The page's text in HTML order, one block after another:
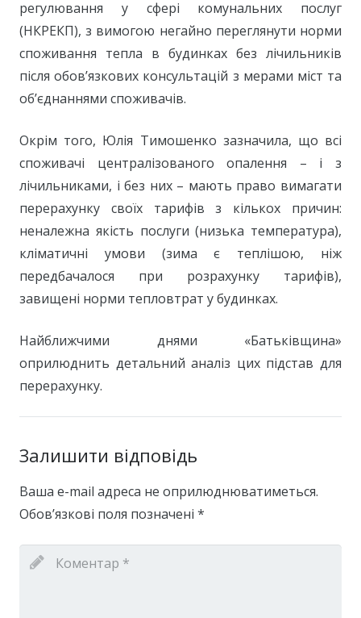
регулювання у сфері комунальних послуг
(НКРЕКП), з вимогою негайно переглянути норми
споживання тепла в будинках без лічильників
після обов’язкових консультацій з мерами міст та
об’єднаннями споживачів.
Окрім того, Юлія Тимошенко зазначила, що всі
споживачі централізованого опалення – і з
лічильниками, і без них – мають право вимагати
перерахунку своїх тарифів з кількох причин:
неналежна якість послуги (низька температура),
кліматичні умови (зима є теплішою, ніж
передбачалося при розрахунку тарифів),
завищені норми тепловтрат у будинках.
Найближчими днями «Батьківщина»
оприлюднить детальний аналіз цих підстав для
перерахунку.
Залишити відповідь
Ваша e-mail адреса не оприлюднюватиметься.
Обов’язкові поля позначені *